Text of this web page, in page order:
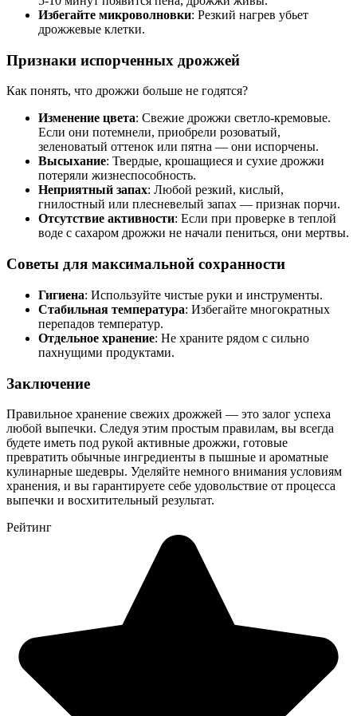
Избегайте микроволновки: Резкий нагрев убьет
дрожжевые клетки.
Признаки испорченных дрожжей
Как понять, что дрожжи больше не годятся?
Изменение цвета: Свежие дрожжи светло-кремовые.
Если они потемнели, приобрели розоватый,
зеленоватый оттенок или пятна — они испорчены.
Высыхание: Твердые, крошащиеся и сухие дрожжи
потеряли жизнеспособность.
Неприятный запах: Любой резкий, кислый,
гнилостный или плесневелый запах — признак порчи.
Отсутствие активности: Если при проверке в теплой
воде с сахаром дрожжи не начали пениться, они мертвы.
Советы для максимальной сохранности
Гигиена: Используйте чистые руки и инструменты.
Стабильная температура: Избегайте многократных
перепадов температур.
Отдельное хранение: Не храните рядом с сильно
пахнущими продуктами.
Заключение
Правильное хранение свежих дрожжей — это залог успеха
любой выпечки. Следуя этим простым правилам, вы всегда
будете иметь под рукой активные дрожжи, готовые
превратить обычные ингредиенты в пышные и ароматные
кулинарные шедевры. Уделяйте немного внимания условиям
хранения, и вы гарантируете себе удовольствие от процесса
выпечки и восхитительный результат.
Рейтинг